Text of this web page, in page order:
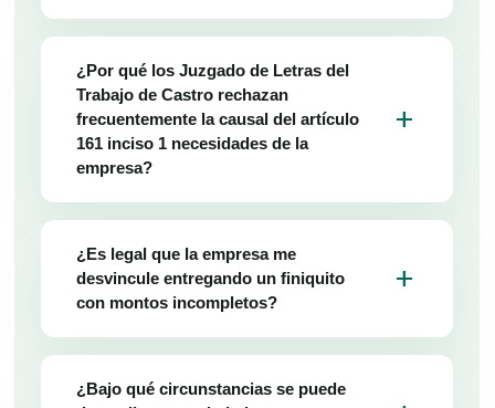
¿Por qué los Juzgado de Letras del
Trabajo de Castro rechazan
frecuentemente la causal del artículo
161 inciso 1 necesidades de la
empresa?
add
¿Es legal que la empresa me
desvincule entregando un finiquito
con montos incompletos?
add
¿Bajo qué circunstancias se puede